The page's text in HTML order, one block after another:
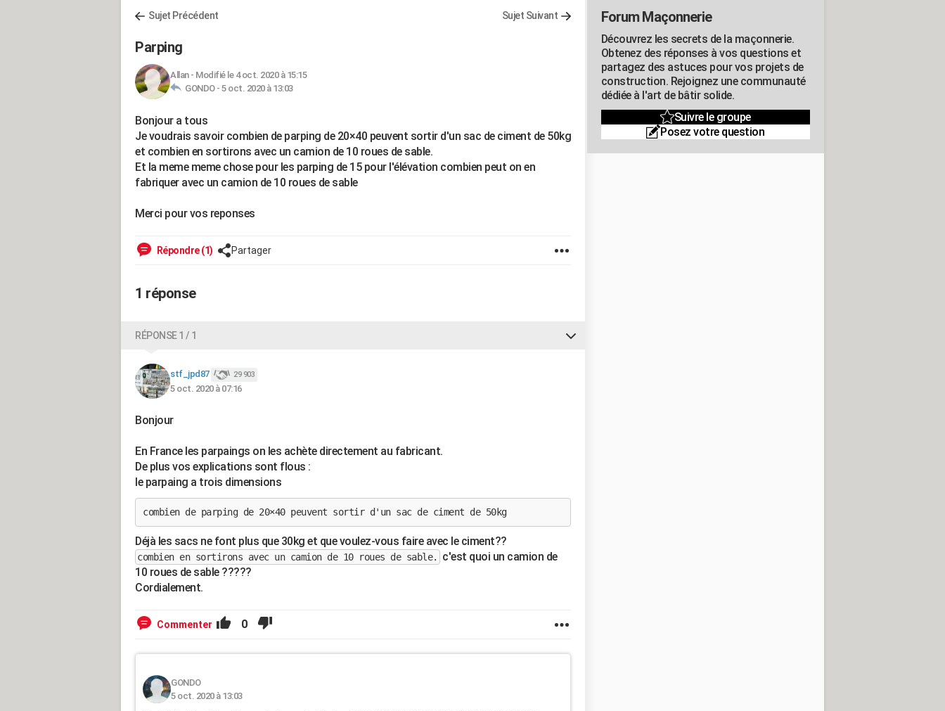
Sujet Précédent Sujet Suivant
Parping
Allan- Modifié le 4 oct. 2020 à 15:15
GONDO - 5 oct. 2020 à 13:03
Bonjour a tous
Je voudrais savoir combien de parping de 20×40 peuvent sortir d'un sac de ciment de 50kg
et combien en sortirons avec un camion de 10 roues de sable.
Et la meme meme chose pour les parping de 15 pour l'élévation combien peut on en
fabriquer avec un camion de 10 roues de sable
Merci pour vos reponses
Répondre (1) Partager
1 réponse
RÉPONSE 1 / 1
stf_jpd87 29 903
5 oct. 2020 à 07:16
Bonjour
En France les parpaings on les achète directement au fabricant.
De plus vos explications sont flous :
le parpaing a trois dimensions
combien de parping de 20×40 peuvent sortir d'un sac de ciment de 50kg
Déjà les sacs ne font plus que 30kg et que voulez-vous faire avec le ciment??
combien en sortirons avec un camion de 10 roues de sable.
c'est quoi un camion de
10 roues de sable ?????
Cordialement.
Commenter 0
GONDO
5 oct. 2020 à 13:03
Forum Maçonnerie
Découvrez les secrets de la maçonnerie.
Obtenez des réponses à vos questions et
partagez des astuces pour vos projets de
construction. Rejoignez une communauté
dédiée à l'art de bâtir solide.
Suivre le groupe
Posez votre question